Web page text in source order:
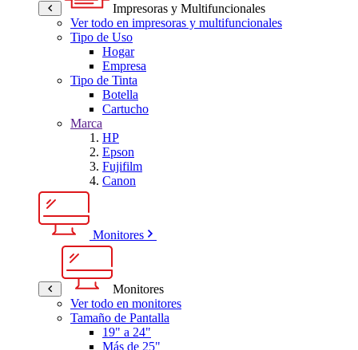
Impresoras y Multifuncionales
Ver todo en impresoras y multifuncionales
Tipo de Uso
Hogar
Empresa
Tipo de Tinta
Botella
Cartucho
Marca
HP
Epson
Fujifilm
Canon
Monitores
Monitores
Ver todo en monitores
Tamaño de Pantalla
19" a 24"
Más de 25"